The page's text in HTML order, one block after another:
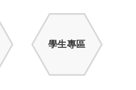
學生專區